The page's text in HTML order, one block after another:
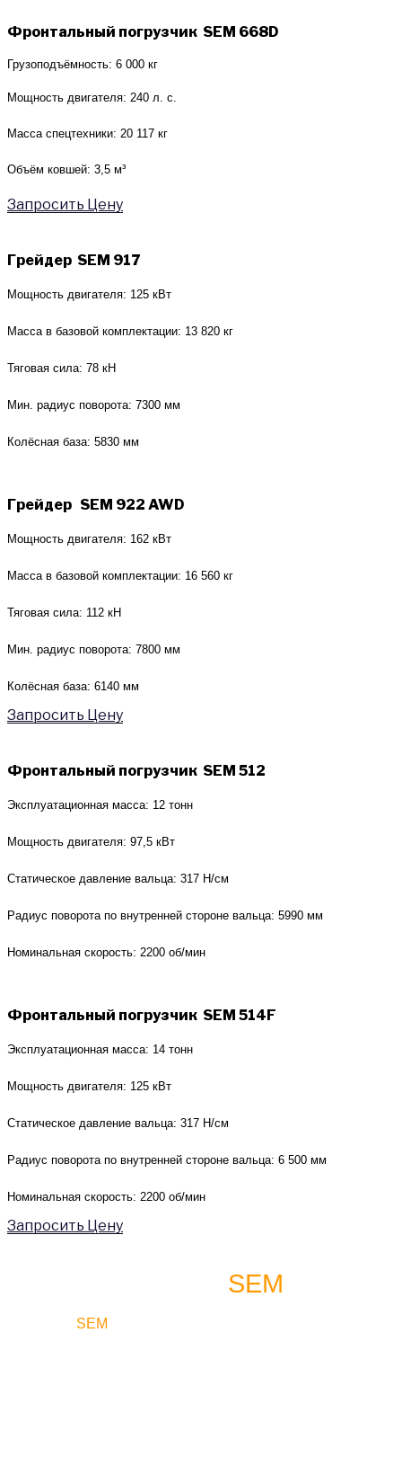
Фронтальный погрузчик SEM 668D
Грузоподъёмность: 6 000 кг
Мощность двигателя: 240 л. с.
Масса спецтехники: 20 117 кг
Объём ковшей: 3,5 м³
Запросить Цену
Грейдер SEM 917
Мощность двигателя: 125 кВт
Масса в базовой комплектации: 13 820 кг
Тяговая сила: 78 кН
Мин. радиус поворота: 7300 мм
Колёсная база: 5830 мм
Грейдер SEM 922 AWD
Мощность двигателя: 162 кВт
Масса в базовой комплектации: 16 560 кг
Тяговая сила: 112 кН
Мин. радиус поворота: 7800 мм
Колёсная база: 6140 мм
Запросить Цену
Фронтальный погрузчик SEM 512
Эксплуатационная масса: 12 тонн
Мощность двигателя: 97,5 кВт
Статическое давление вальца: 317 Н/см
Радиус поворота по внутренней стороне вальца: 5990 мм
Номинальная скорость: 2200 об/мин
Фронтальный погрузчик SEM 514F
Эксплуатационная масса: 14 тонн
Мощность двигателя: 125 кВт
Статическое давление вальца: 317 Н/см
Радиус поворота по внутренней стороне вальца: 6 500 мм
Номинальная скорость: 2200 об/мин
Запросить Цену
SEM
SEM